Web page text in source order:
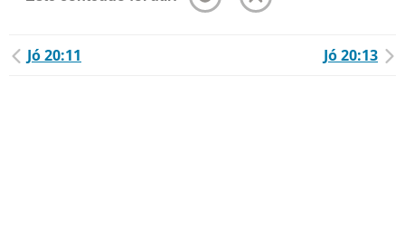
Jó 20:11 Jó 20:13